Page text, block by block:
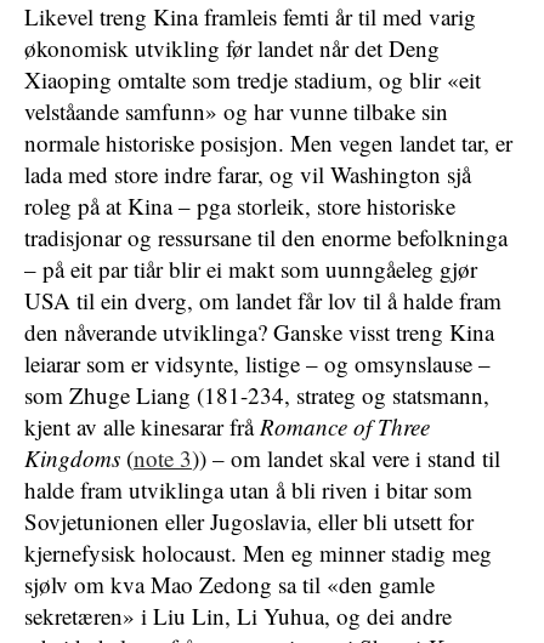
Likevel treng Kina framleis femti år til med varig
økonomisk utvikling før landet når det Deng
Xiaoping omtalte som tredje stadium, og blir «eit
velståande samfunn» og har vunne tilbake sin
normale historiske posisjon. Men vegen landet tar, er
lada med store indre farar, og vil Washington sjå
roleg på at Kina – pga storleik, store historiske
tradisjonar og ressursane til den enorme befolkninga
– på eit par tiår blir ei makt som uunngåeleg gjør
USA til ein dverg, om landet får lov til å halde fram
den nåverande utviklinga? Ganske visst treng Kina
leiarar som er vidsynte, listige – og omsynslause –
som Zhuge Liang (181-234, strateg og statsmann,
kjent av alle kinesarar fråRomance of Three
Kingdoms (note 3)) – om landet skal vere i stand til
halde fram utviklinga utan å bli riven i bitar som
Sovjetunionen eller Jugoslavia, eller bli utsett for
kjernefysisk holocaust. Men eg minner stadig meg
sjølv om kva Mao Zedong sa til «den gamle
sekretæren» i Liu Lin, Li Yuhua, og dei andre